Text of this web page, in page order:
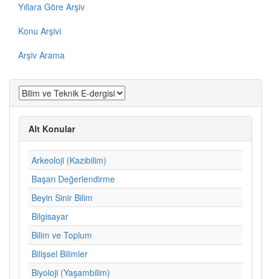
Yıllara Göre Arşiv
Konu Arşivi
Arşiv Arama
Alt Konular
Arkeoloji (Kazıbilim)
Başarı Değerlendirme
Beyin Sinir Bilim
Bilgisayar
Bilim ve Toplum
Bilişsel Bilimler
Biyoloji (Yaşambilim)